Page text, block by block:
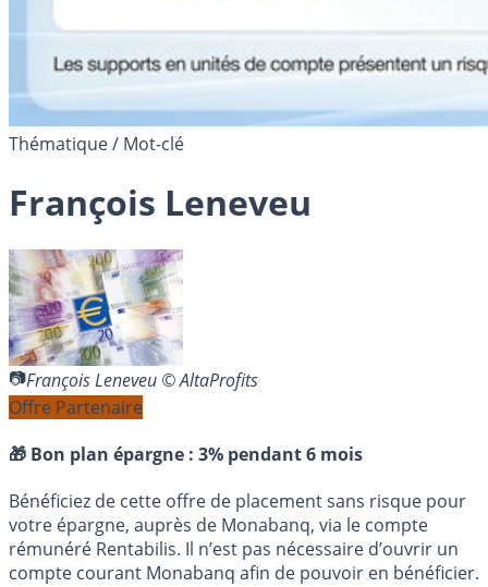
Thématique / Mot-clé
François Leneveu
François Leneveu © AltaProfits
Offre Partenaire
🎁 Bon plan épargne : 3% pendant 6 mois
Bénéficiez de cette offre de placement sans risque pour
votre épargne, auprès de Monabanq, via le compte
rémunéré Rentabilis. Il n’est pas nécessaire d’ouvrir un
compte courant Monabanq afin de pouvoir en bénéficier.